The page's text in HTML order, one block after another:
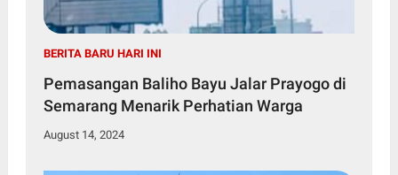
BERITA BARU HARI INI
Pemasangan Baliho Bayu Jalar Prayogo di
Semarang Menarik Perhatian Warga
August 14, 2024